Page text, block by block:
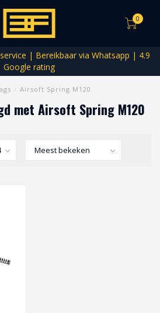
0
| Bereikbaar via Whatsapp | 4.9
Google rating
Airsoft Spring M120
met Airsoft Spring M120